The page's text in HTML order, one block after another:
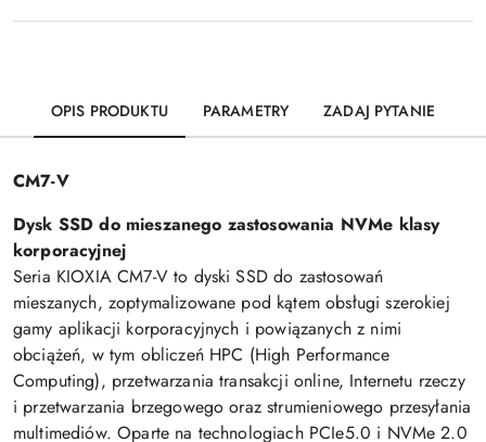
OPIS PRODUKTU PARAMETRY ZADAJ PYTANIE
CM7-V
Dysk SSD do mieszanego zastosowania NVMe klasy
korporacyjnej
Seria KIOXIA CM7-V to dyski SSD do zastosowań
mieszanych, zoptymalizowane pod kątem obsługi szerokiej
gamy aplikacji korporacyjnych i powiązanych z nimi
obciążeń, w tym obliczeń HPC (High Performance
Computing), przetwarzania transakcji online, Internetu rzeczy
i przetwarzania brzegowego oraz strumieniowego przesyłania
multimediów. Oparte na technologiach PCIe5.0 i NVMe 2.0